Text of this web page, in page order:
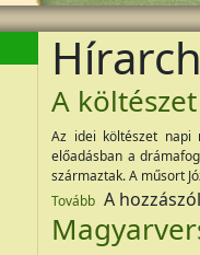
A
Az idei költészet napi
előadásban a
származtak. A műsort
Tovább (A költészet
A